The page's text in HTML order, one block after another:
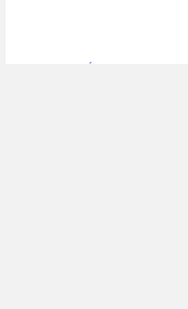
HODKOVSKÁ ULICE